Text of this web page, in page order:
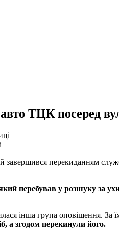
ТЦК посеред
завершився перекиданням
перебував у розшуку за
інша група оповіщення. За
а згодом перекинули його.